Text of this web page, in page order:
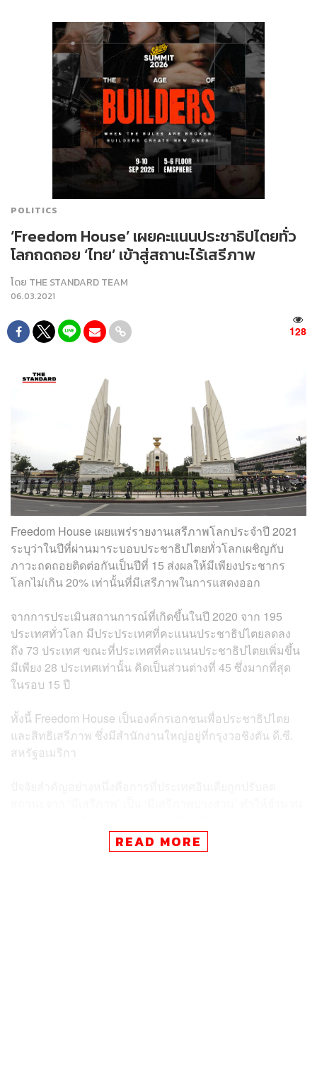
POLITICS
‘Freedom House’ เผยคะแนนประชาธิปไตยทั่ว
โลกถดถอย ‘ไทย’ เข้าสู่สถานะไร้เสรีภาพ
โดย THE STANDARD TEAM
06.03.2021
128
Freedom House เผยแพร่รายงานเสรีภาพโลกประจำปี 2021
ระบุว่าในปีที่ผ่านมาระบอบประชาธิปไตยทั่วโลกเผชิญกับ
ภาวะถดถอยติดต่อกันเป็นปีที่ 15 ส่งผลให้มีเพียงประชากร
โลกไม่เกิน 20% เท่านั้นที่มีเสรีภาพในการแสดงออก
จากการประเมินสถานการณ์ที่เกิดขึ้นในปี 2020 จาก 195
ประเทศทั่วโลก มีประประเทศที่คะแนนประชาธิปไตยลดลง
ถึง 73 ประเทศ ขณะที่ประเทศที่คะแนนประชาธิปไตยเพิ่มขึ้น
มีเพียง 28 ประเทศเท่านั้น คิดเป็นส่วนต่างที่ 45 ซึ่งมากที่สุด
ในรอบ 15 ปี
ทั้งนี้ Freedom House เป็นองค์กรเอกชนเพื่อประชาธิปไตย
และสิทธิเสรีภาพ ซึ่งมีสำนักงานใหญ่อยู่ที่กรุงวอชิงตัน ดี.ซี.
สหรัฐอเมริกา
แสดงออกเหลือเพียงแค่ต่ำกว่า 20% ซึ่งนับเป็นตัวเลขต่ำที่สุด
READ MORE